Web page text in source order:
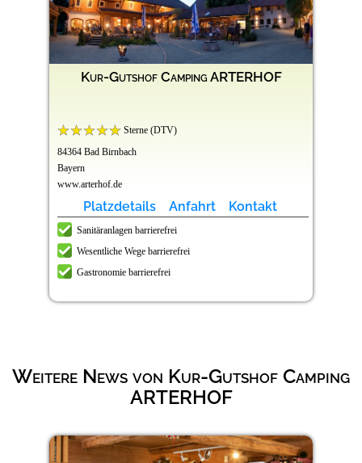
Kur-Gutshof Camping ARTERHOF
Sterne (DTV)
84364 Bad Birnbach
Bayern
www.arterhof.de
Platzdetails Anfahrt Kontakt
Sanitäranlagen barrierefrei
Wesentliche Wege barrierefrei
Gastronomie barrierefrei
Weitere News von Kur-Gutshof Camping
ARTERHOF